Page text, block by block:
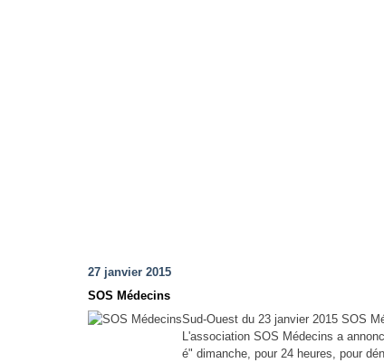
27 janvier 2015
SOS Médecins
Sud-Ouest du 23 janvier 2015 SOS
L'association SOS Médecins a
é" dimanche, pour 24 heures, pour